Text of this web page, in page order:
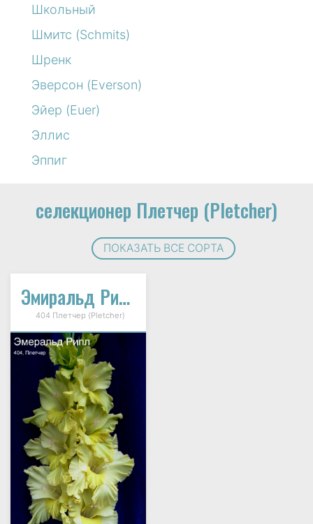
Школьный
Шмитс (Schmits)
Шренк
Эверсон (Everson)
Эйер (Euer)
Эллис
Эппиг
селекционер Плетчер (Pletcher)
ПОКАЗАТЬ ВСЕ СОРТА
Эмиральд Рипл
404 Плетчер (Pletcher)